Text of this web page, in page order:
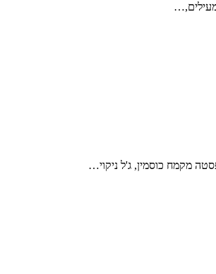
מקמח כוסמין, ג'ל ניקוי…